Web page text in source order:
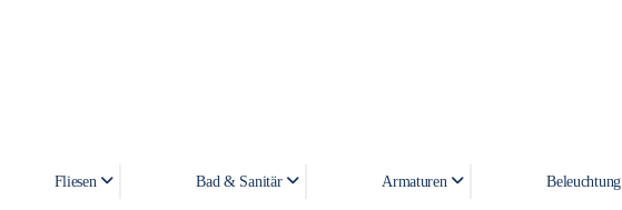
Fliesen Bad & Sanitär Armaturen Beleuchtung